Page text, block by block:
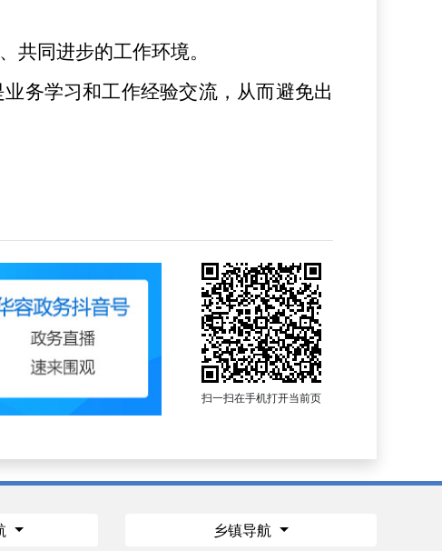
共同进步的工作环境。
务学习和工作经验交流，从而避免出
扫一扫在手机打开当前页
乡镇导航